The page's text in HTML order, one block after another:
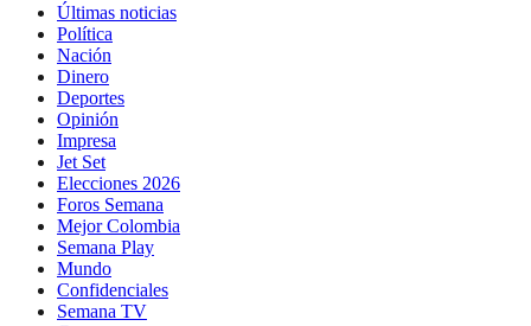
Últimas noticias
Política
Nación
Dinero
Deportes
Opinión
Impresa
Jet Set
Elecciones 2026
Foros Semana
Mejor Colombia
Semana Play
Mundo
Confidenciales
Semana TV